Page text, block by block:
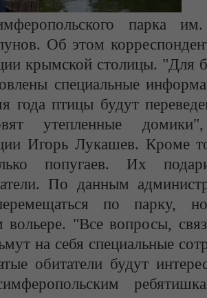
парка им.
Об этом
крымской столицы. "Для
специальные
года птицы будут
утепленные
Игорь Лукашев. Кроме
попугаев. Их
По данным
по парку,
вольере. "Все вопросы,
на себя специальные
обитатели будут